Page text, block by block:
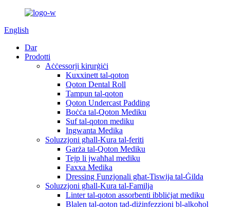
English
Dar
Prodotti
Aċċessorji kirurġiċi
Kuxxinett tal-qoton
Qoton Dental Roll
Tampun tal-qoton
Qoton Undercast Padding
Boċċa tal-Qoton Mediku
Suf tal-qoton mediku
Ingwanta Medika
Soluzzjoni għall-Kura tal-feriti
Garża tal-Qoton Mediku
Tejp li jwaħħal mediku
Faxxa Medika
Dressing Funzjonali għat-Tiswija tal-Ġilda
Soluzzjoni għall-Kura tal-Familja
Linter tal-qoton assorbenti ibbliċjat mediku
Blalen tal-qoton tad-diżinfezzjoni bl-alkoħol